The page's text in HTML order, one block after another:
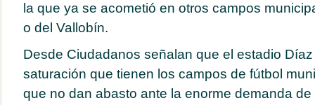
la que ya se acometió en otros campos
o del Vallobín.
Desde Ciudadanos señalan que el estadio
saturación que tienen los campos de fútbol
que no dan abasto ante la enorme demanda